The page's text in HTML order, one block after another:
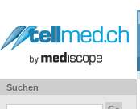
Suchen